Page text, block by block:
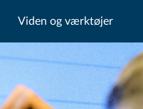
Viden og værktøjer